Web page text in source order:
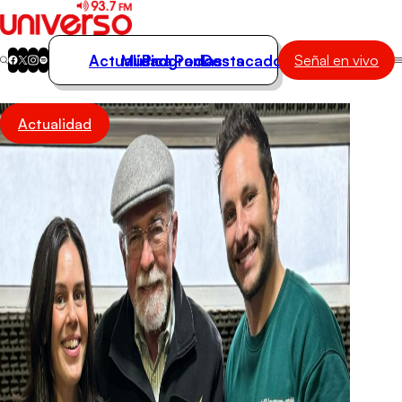
Actualidad
Música
Actualidad
Música
Programas
Podcasts
Destacados Señal en vivo
Actualidad